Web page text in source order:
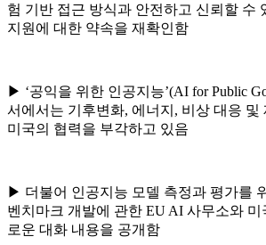
험 기반 접근 방식과 안전하고 신뢰할 수
지원에 대한 약속을 재확인함
▶ ‘공익을 위한 인공지능’(AI for Public
서에서는 기후변화, 에너지 , 비상 대응 및
미국의 협력을 부각하고 있음
▶ 더불어 인공지능 모델 측정과 평가를
벤치마크 개발에 관한 EU AI 사무소와 미
로운 대화 내용을 공개함